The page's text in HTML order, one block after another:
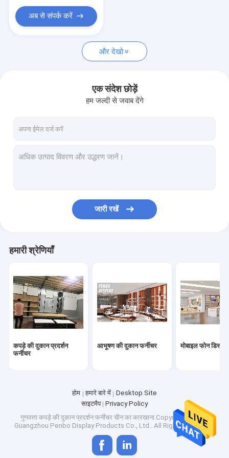
अब से संपर्क करें
और देखो
एक संदेश छोड़ें
हम जल्दी से जवाब देंगे
जारी रखें
हमारी श्रेणियाँ
कपड़े की दुकान प्रदर्शन
फर्नीचर
आभूषण की दुकान फर्नीचर मोबाइल फोन
होम हमारे बारे में
Desktop Site
साइटमैप
Privacy Policy
गुणवत्ता कपड़े की दुकान प्रदर्शन फर्नीचर चीन का कारखाना.Copyright © 2026
Guangzhou Penbo Display Products Co., Ltd.. All Rights Reserved.